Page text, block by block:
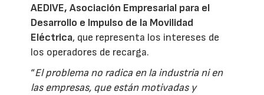
AEDIVE, Asociación Empresarial para el
Desarrollo e Impulso de la Movilidad
Eléctrica, que representa los intereses de
los operadores de recarga.
“El problema no radica en la industria ni en
las empresas, que están motivadas y